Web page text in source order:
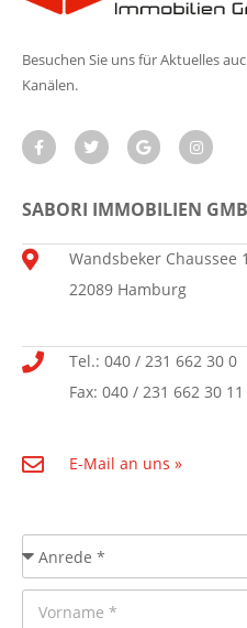
Besuchen Sie uns für Aktuelles
Kanälen.
SABORI IMMOBILIEN
Wandsbeker Chaussee
22089 Hamburg
Tel.: 040 / 231 662 30 0
Fax: 040 / 231 662 30 11
E-Mail an uns »